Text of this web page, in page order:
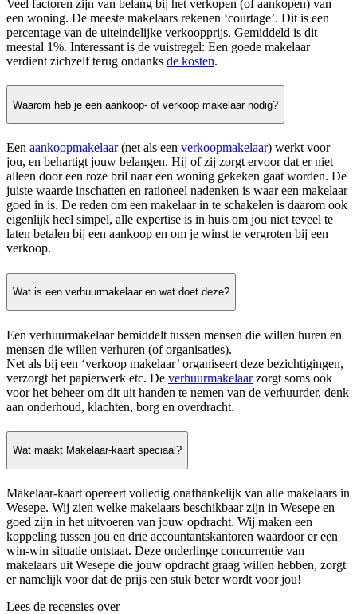
Veel factoren zijn van belang bij het verkopen (of aankopen) van
een woning. De meeste makelaars rekenen ‘courtage’. Dit is een
percentage van de uiteindelijke verkoopprijs. Gemiddeld is dit
meestal 1%. Interessant is de vuistregel: Een goede makelaar
verdient zichzelf terug ondanks de kosten.
Waarom heb je een aankoop- of verkoop makelaar nodig?
Een aankoopmakelaar(net als een verkoopmakelaar) werkt voor
jou, en behartigt jouw belangen. Hij of zij zorgt ervoor dat er niet
alleen door een roze bril naar een woning gekeken gaat worden. De
juiste waarde inschatten en rationeel nadenken is waar een makelaar
goed in is. De reden om een makelaar in te schakelen is daarom ook
eigenlijk heel simpel, alle expertise is in huis om jou niet teveel te
laten betalen bij een aankoop en om je winst te vergroten bij een
verkoop.
Wat is een verhuurmakelaar en wat doet deze?
Een verhuurmakelaar bemiddelt tussen mensen die willen huren en
mensen die willen verhuren (of organisaties).
Net als bij een ‘verkoop makelaar’ organiseert deze bezichtigingen,
verzorgt het papierwerk etc. De verhuurmakelaarzorgt soms ook
voor het beheer om dit uit handen te nemen van de verhuurder, denk
aan onderhoud, klachten, borg en overdracht.
Wat maakt Makelaar-kaart speciaal?
Makelaar-kaart opereert volledig onafhankelijk van alle makelaars in
Wesepe. Wij zien welke makelaars beschikbaar zijn in Wesepe en
goed zijn in het uitvoeren van jouw opdracht. Wij maken een
koppeling tussen jou en drie accountantskantoren waardoor er een
win-win situatie ontstaat. Deze onderlinge concurrentie van
makelaars uit Wesepe die jouw opdracht graag willen hebben, zorgt
er namelijk voor dat de prijs een stuk beter wordt voor jou!
Lees de recensies over